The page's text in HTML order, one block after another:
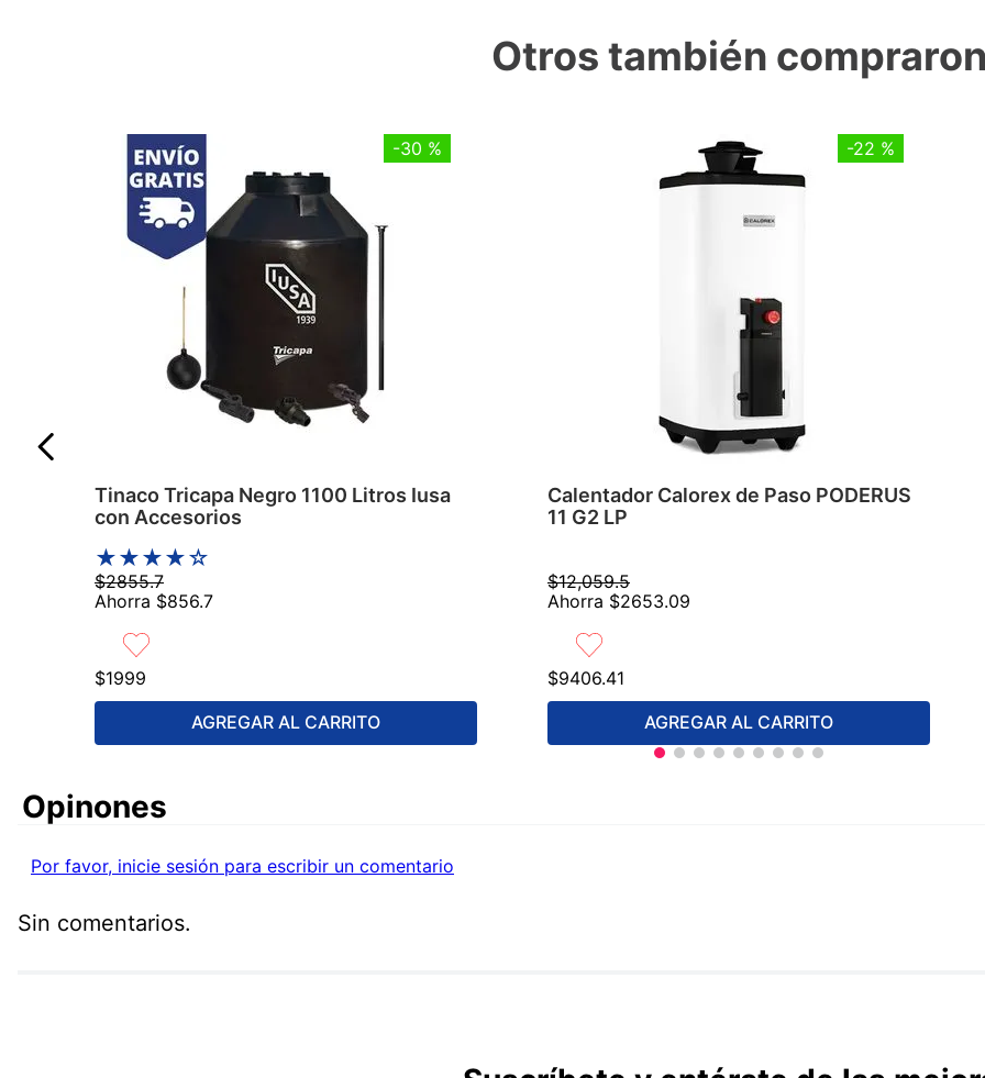
Otros también
-30 %
Tinaco Tricapa Negro 1100 Litros Iusa
con Accesorios
★★★★☆
$2855.7
Ahorra $856.7
$1999
AGREGAR AL CARRITO
-22 %
Calentador Calorex de Paso PODERUS
11 G2 LP
$12,059.5
Ahorra $2653.09
$9406.41
AGREGAR AL CARRITO
Comentarios
Por favor, inicie sesión para escribir un comentario
Sin comentarios.